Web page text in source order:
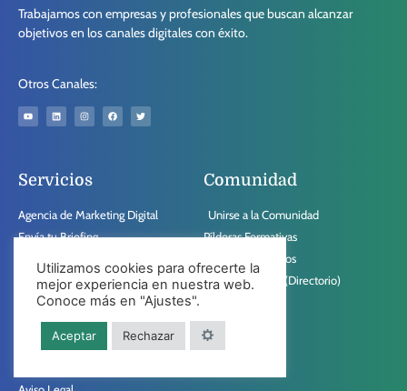
Trabajamos con empresas y profesionales que buscan alcanzar
objetivos en los canales digitales con éxito.
Otros Canales:
Servicios
Agencia de Marketing Digital
Envía tu Briefing
Preguntas Frecuentes
Comunidad
Unirse a la Comunidad
Píldoras Formativas
Artículos Técnicos
Miembros PED (Directorio)
Enlaces
Utilizamos cookies para ofrecerte la
mejor experiencia en nuestra web.
Conoce más en "Ajustes".
Aceptar Rechazar